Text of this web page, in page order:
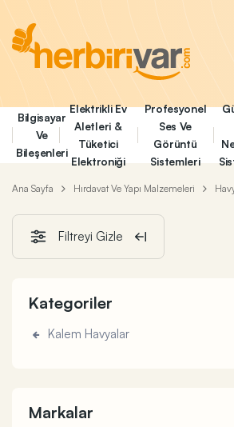
Bilgisayar
Ve
Bileşenleri
Elektrikli Ev
Aletleri &
Tüketici
Elektroniği
Profesyonel
Ses Ve
Görüntü
Sistemleri
Ana Sayfa Hırdavat Ve Yapı Malzemeleri
Kategoriler
Kalem Havyalar
Markalar
Filtreyi Gizle